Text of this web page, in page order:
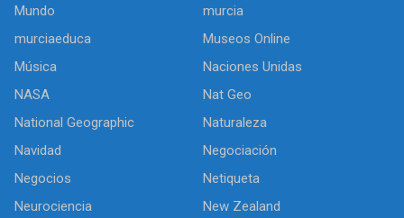
Mundo
murcia
murciaeduca
Museos Online
Música
Naciones Unidas
NASA
Nat Geo
National Geographic
Naturaleza
Navidad
Negociación
Negocios
Netiqueta
Neurociencia
New Zealand